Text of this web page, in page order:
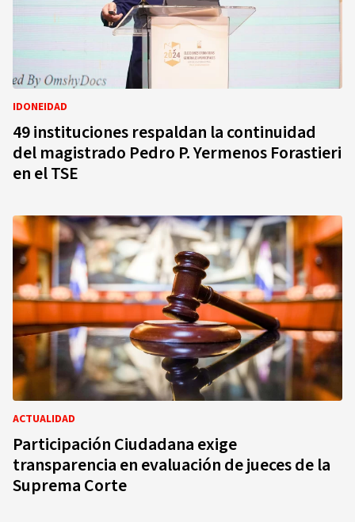
IDONEIDAD
49 instituciones respaldan la continuidad
del magistrado Pedro P. Yermenos Forastieri
en el TSE
ACTUALIDAD
Participación Ciudadana exige
transparencia en evaluación de jueces de la
Suprema Corte